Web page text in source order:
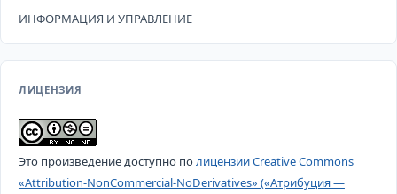
ИНФОРМАЦИЯ И УПРАВЛЕНИЕ
ЛИЦЕНЗИЯ
Это произведение доступно полицензии Creative Commons
«Attribution-NonCommercial-NoDerivatives» («Атрибуция —